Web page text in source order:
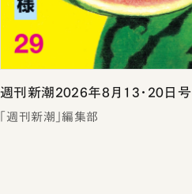
週刊新潮2026年8月13・20日号
「週刊新潮」編集部